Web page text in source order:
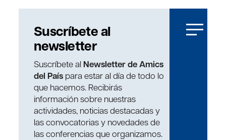
Suscríbete al
newsletter
Suscríbete al Newsletter de Amics
del País para estar al día de todo lo
que hacemos. Recibirás
información sobre nuestras
actividades, noticias destacadas y
las convocatorias y novedades de
las conferencias que organizamos.